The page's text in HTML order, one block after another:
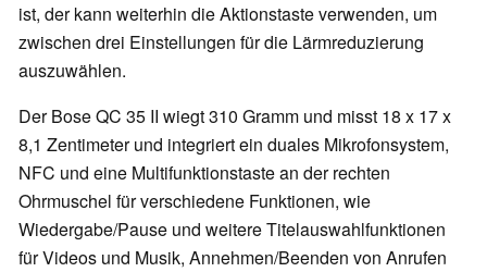
ist, der kann weiterhin die Aktionstaste verwenden, um
zwischen drei Einstellungen für die Lärmreduzierung
auszuwählen.
Der Bose QC 35 II wiegt 310 Gramm und misst 18 x 17 x
8,1 Zentimeter und integriert ein duales Mikrofonsystem,
NFC und eine Multifunktionstaste an der rechten
Ohrmuschel für verschiedene Funktionen, wie
Wiedergabe/Pause und weitere Titelauswahlfunktionen
für Videos und Musik, Annehmen/Beenden von Anrufen